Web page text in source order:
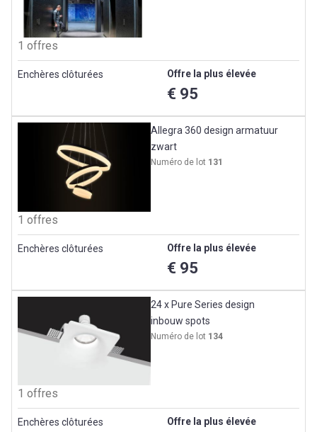
1 offres
Enchères clôturées Offre la plus élevée
€ 95
Allegra 360 design armatuur
zwart
Numéro de lot 131
1 offres
Enchères clôturées Offre la plus élevée
€ 95
24 x Pure Series design
inbouw spots
Numéro de lot 134
1 offres
Enchères clôturées Offre la plus élevée